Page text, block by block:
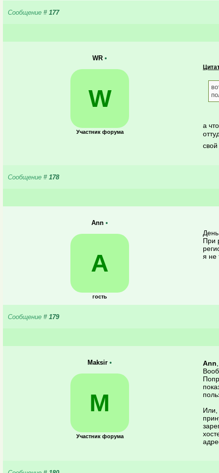
Сообщение # 177
WR •
W
Участник форума
а
Сообщение # 178
Ann •
A
гость
При
я не
Сообщение # 179
Maksir •
M
Участник форума
Ann
Или,